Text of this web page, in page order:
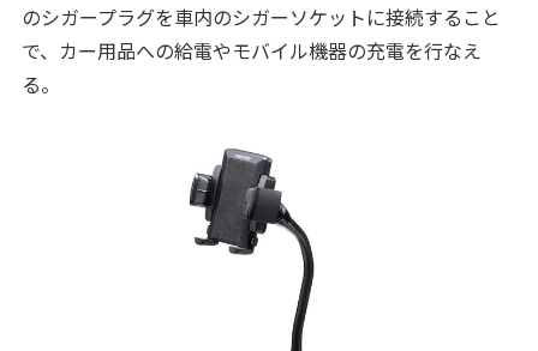
のシガープラグを車内のシガーソケットに接続すること
で、カー用品への給電やモバイル機器の充電を行なえ
る。